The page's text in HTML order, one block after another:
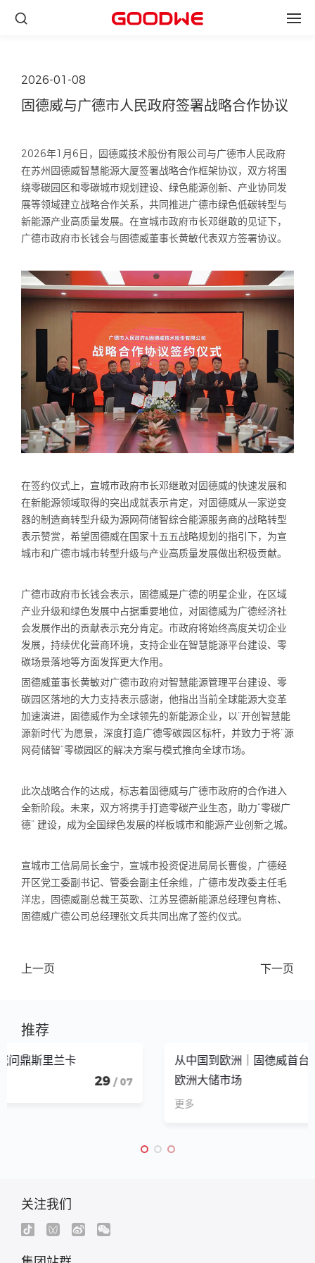
2026-01-08
固德威与广德市人民政府签署战略合作协议
2026年1月6日，固德威技术股份有限公司与广德市人民政府
在苏州固德威智慧能源大厦签署战略合作框架协议，双方将围
绕零碳园区和零碳城市规划建设、绿色能源创新、产业协同发
展等领域建立战略合作关系，共同推进广德市绿色低碳转型与
新能源产业高质量发展。在宣城市政府市长邓继敢的见证下，
广德市政府市长钱会与固德威董事长黄敏代表双方签署协议。
在签约仪式上，宣城市政府市长邓继敢对固德威的快速发展和
在新能源领域取得的突出成就表示肯定，对固德威从一家逆变
器的制造商转型升级为源网荷储智综合能源服务商的战略转型
表示赞赏，希望固德威在国家十五五战略规划的指引下，为宣
城市和广德市城市转型升级与产业高质量发展做出积极贡献。
广德市政府市长钱会表示，固德威是广德的明星企业，在区域
产业升级和绿色发展中占据重要地位，对固德威为广德经济社
会发展作出的贡献表示充分肯定。市政府将始终高度关切企业
发展，持续优化营商环境，支持企业在智慧能源平台建设、零
碳场景落地等方面发挥更大作用。
固德威董事长黄敏对广德市政府对智慧能源管理平台建设、零
碳园区落地的大力支持表示感谢，他指出当前全球能源大变革
加速演进，固德威作为全球领先的新能源企业，以“开创智慧能
源新时代”为愿景，深度打造广德零碳园区标杆，并致力于将“源
网荷储智”零碳园区的解决方案与模式推向全球市场。
此次战略合作的达成，标志着固德威与广德市政府的合作进入
全新阶段。未来，双方将携手打造零碳产业生态，助力“零碳广
德” 建设，成为全国绿色发展的样板城市和能源产业创新之城。
宣城市工信局局长金宁，宣城市投资促进局局长曹俊，广德经
开区党工委副书记、管委会副主任余维，广德市发改委主任毛
洋忠，固德威副总裁王英歌、江苏昱德新能源总经理包育栋、
固德威广德公司总经理张文兵共同出席了签约仪式。
上一页 下一页
推荐
从中国到欧洲｜固德威首台ICS正式启运，加速进军
欧洲大储市场
关注我们